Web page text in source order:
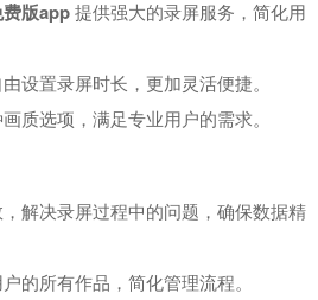
版app提供强大的录屏服务，简化用
置录屏时长，更加灵活便捷。
选项，满足专业用户的需求。
决录屏过程中的问题，确保数据精
所有作品，简化管理流程。